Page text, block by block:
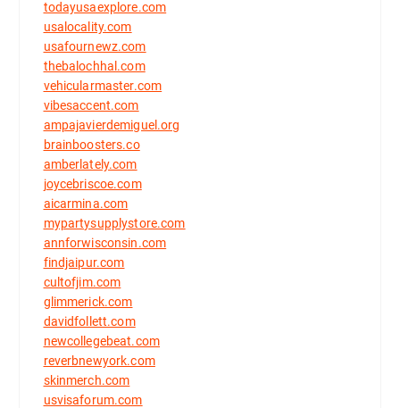
todayusaexplore.com
usalocality.com
usafournewz.com
thebalochhal.com
vehicularmaster.com
vibesaccent.com
ampajavierdemiguel.org
brainboosters.co
amberlately.com
joycebriscoe.com
aicarmina.com
mypartysupplystore.com
annforwisconsin.com
findjaipur.com
cultofjim.com
glimmerick.com
davidfollett.com
newcollegebeat.com
reverbnewyork.com
skinmerch.com
usvisaforum.com